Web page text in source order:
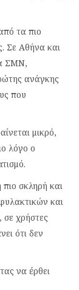
τα πιο
Σε Αθήνα και
ΣΜΝ,
ανάγκης
που
μικρό,
λόγο ο
πιο σκληρή και
και
σε χρήστες
ότι δεν
να έρθει